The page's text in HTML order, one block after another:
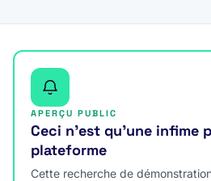
APERÇU PUBLIC
Ceci n’est qu’une infime
plateforme
Cette recherche de